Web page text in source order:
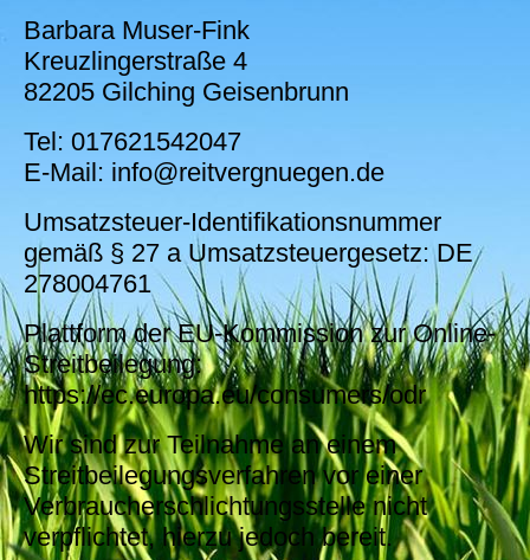
Barbara Muser-Fink
Kreuzlingerstraße 4
82205 Gilching Geisenbrunn
Tel: 017621542047
E-Mail: info@reitvergnuegen.de
Umsatzsteuer-Identifikationsnummer
gemäß § 27 a Umsatzsteuergesetz: DE
278004761
Plattform der EU-Kommission zur Online-
Streitbeilegung:
https://ec.europa.eu/consumers/odr
Wir sind zur Teilnahme an einem
Streitbeilegungsverfahren vor einer
Verbraucherschlichtungsstelle nicht
verpflichtet, hierzu jedoch bereit.